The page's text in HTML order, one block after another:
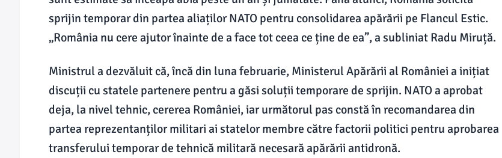
sprijin temporar din partea aliaților NATO pentru consolidarea apărării pe Flancul Estic.
„România nu cere ajutor înainte de a face tot ceea ce ține de ea”, a subliniat Radu Miruță.
Ministrul a dezvăluit că, încă din luna februarie, Ministerul Apărării al României a inițiat
discuții cu statele partenere pentru a găsi soluții temporare de sprijin. NATO a aprobat
deja, la nivel tehnic, cererea României, iar următorul pas constă în recomandarea din
partea reprezentanților militari ai statelor membre către factorii politici pentru aprobarea
transferului temporar de tehnică militară necesară apărării antidronă.